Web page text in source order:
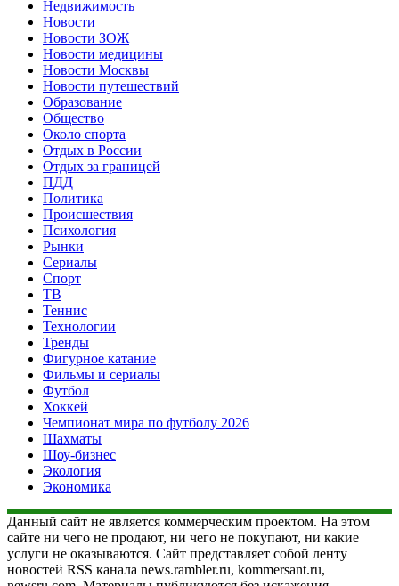
Недвижимость
Новости
Новости ЗОЖ
Новости медицины
Новости Москвы
Новости путешествий
Образование
Общество
Около спорта
Отдых в России
Отдых за границей
ПДД
Политика
Происшествия
Психология
Рынки
Сериалы
Спорт
ТВ
Теннис
Технологии
Тренды
Фигурное катание
Фильмы и сериалы
Футбол
Хоккей
Чемпионат мира по футболу 2026
Шахматы
Шоу-бизнес
Экология
Экономика
Данный сайт не является коммерческим проектом. На этом
сайте ни чего не продают, ни чего не покупают, ни какие
услуги не оказываются. Сайт представляет собой ленту
новостей RSS канала news.rambler.ru, kommersant.ru,